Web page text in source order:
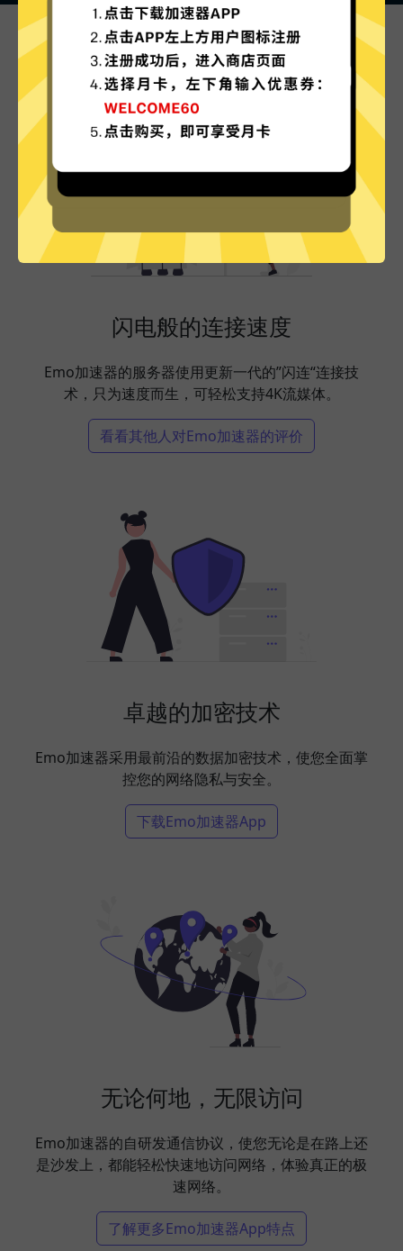
Emo加速器的特色
闪电般的连接速度
Emo加速器的服务器使用更新一代的”闪连“连接技
术，只为速度而生，可轻松支持4K流媒体。
看看其他人对Emo加速器的评价
卓越的加密技术
Emo加速器采用最前沿的数据加密技术，使您全面掌
控您的网络隐私与安全。
下载Emo加速器App
无论何地，无限访问
Emo加速器的自研发通信协议，使您无论是在路上还
是沙发上，都能轻松快速地访问网络，体验真正的极
速网络。
了解更多Emo加速器App特点